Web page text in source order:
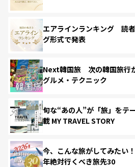
エアラインランキング 読
グ形式で発表
Next韓国旅 次の韓国旅行
グルメ・テクニック
旬な“あの人”が「旅」をテ
載 MY TRAVEL STORY
今、こんな旅がしてみたい
年絶対行くべき旅先30